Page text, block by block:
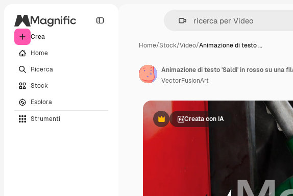
Crea
Home
Ricerca
Stock
Esplora
Strumenti
Home/Stock/Video/Animazione di testo …
PremiumCreata con IA
VectorFusionArt